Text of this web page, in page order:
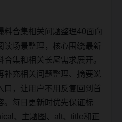
料合集相关问题整理40面向
读场景整理，核心围绕最新
集和相关长尾需求展开。
补充相关问题整理、摘要说
口，让用户不用反复回到首
。每日更新时优先保证标
、主题图、alt、title和正